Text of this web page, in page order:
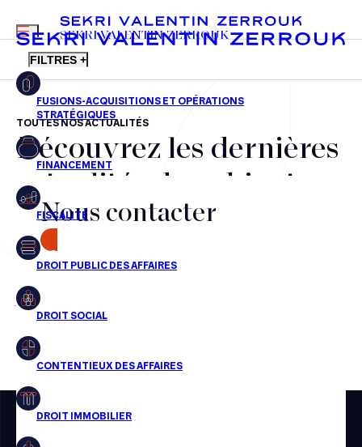
FR EN
MENU
SEKRI VALENTIN ZERROUK
FILTRES +
Fusions-acquisitions et opérations stratégiques
Financement
Fiscalité
Droit public des affaires
Droit social
Droit immobilier
Restructuring
TOUTES NOS ACTUALITÉS
Découvrez les dernières
actualités du cabinet,
nos récompenses et nos
transactions, jour après
jour
Aucun résultats pour cette recherche
Nous contacter